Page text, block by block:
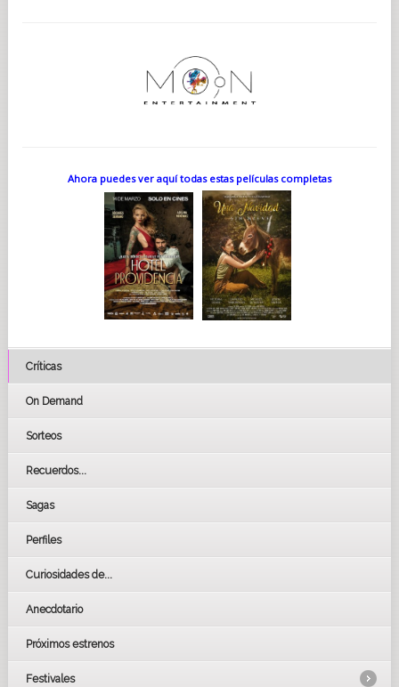
Ahora puedes ver aquí todas estas películas completas
Críticas
On Demand
Sorteos
Recuerdos...
Sagas
Perfiles
Curiosidades de...
Anecdotario
Próximos estrenos
Festivales